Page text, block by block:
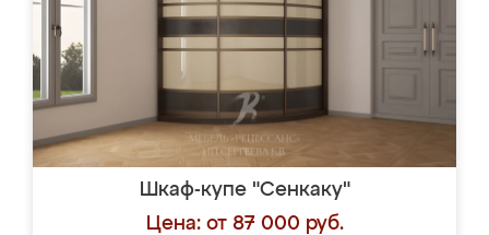
Шкаф-купе "Сенкаку"
Цена: от 87 000 руб.